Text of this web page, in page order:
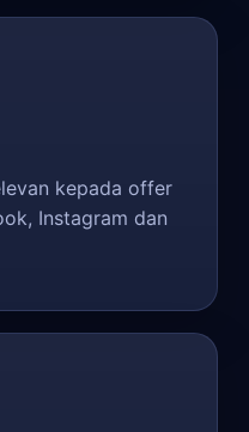
kepada offer
Instagram dan